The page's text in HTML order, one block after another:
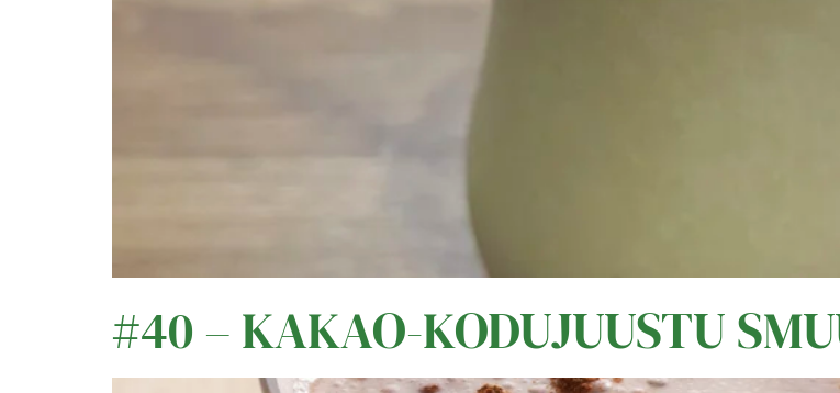
#40 – KAKAO-KODUJUUSTU